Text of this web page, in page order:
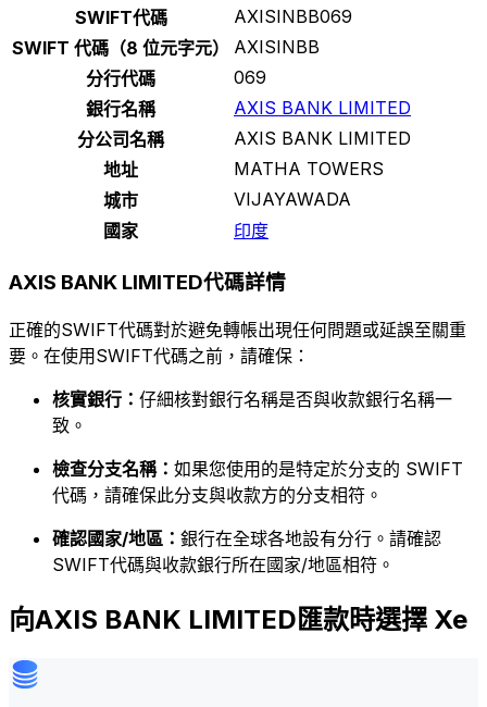
SWIFT代碼
AXISINBB069
SWIFT 代碼（8 位元字元）
AXISINBB
分行代碼
069
銀行名稱
AXIS BANK LIMITED
分公司名稱
AXIS BANK LIMITED
地址
MATHA TOWERS
城市
VIJAYAWADA
國家
印度
AXIS BANK LIMITED代碼詳情
正確的SWIFT代碼對於避免轉帳出現任何問題或延誤至關重
要。在使用SWIFT代碼之前，請確保：
核實銀行： 仔細核對銀行名稱是否與收款銀行名稱一
致。
檢查分支名稱： 如果您使用的是特定於分支的 SWIFT
代碼，請確保此分支與收款方的分支相符。
確認國家/地區： 銀行在全球各地設有分行。請確認
SWIFT代碼與收款銀行所在國家/地區相符。
向AXIS BANK LIMITED匯款時選擇 Xe